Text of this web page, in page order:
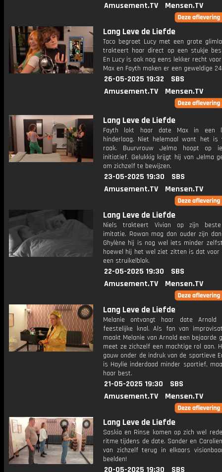
Amusement.TV
Mensen.TV
Lang Leve de Liefde
Taco begroet Lucy met een grote
trakteert haar direct op een stukje
En Lucy is ook nog eens lekker recht
Max en Fayth maken er een geweldige
26-05-2025 19:32
SBS
Amusement.TV
Mensen.TV
Lang Leve de Liefde
Fayth lokt haar date Max in een
hinderlaag. Niet helemaal want het is
raak. Buurvrouw Jelma hoopt op
initiatief. Gelukkig krijgt hij van Jelma
om zichzelf te bewijzen.
23-05-2025 19:30
SBS
Amusement.TV
Mensen.TV
Lang Leve de Liefde
Niels trakteert Vivian op zijn beste
imitatie. Rowan mag dan ouder zijn
Ghylène hij is nog wel iets minder
hoewel hij het wel ziet zitten is dat voor
een struikelblok.
22-05-2025 19:30
SBS
Amusement.TV
Mensen.TV
Lang Leve de Liefde
Melanie ontvangt haar date Arnold
feestelijke knal. Als fan van
maakt Melanie van Arnold een bejaarde
meet ze zichzelf een machtige rol aan.
gauw onder de indruk van de sportieve
is Haylie inderdaad minder sportief,
haar best.
21-05-2025 19:30
SBS
Amusement.TV
Mensen.TV
Lang Leve de Liefde
Saskia en Rinse komen op zich wel
ritme tijdens de date. Sander en
van zichzelf terug in elkaars
beelden!
20-05-2025 19:30
SBS